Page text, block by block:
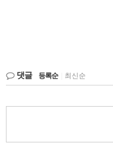
댓글 등록순 최신순